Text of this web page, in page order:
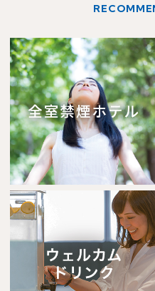
※You will be redirected to
clicking each hotel name.
Rates and the membership